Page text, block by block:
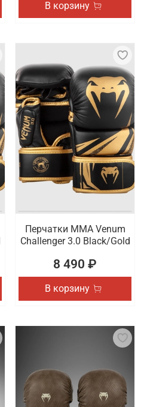
В корзину
Перчатки ММА Venum
Challenger 3.0 Black/Gold
8 490 ₽
В корзину